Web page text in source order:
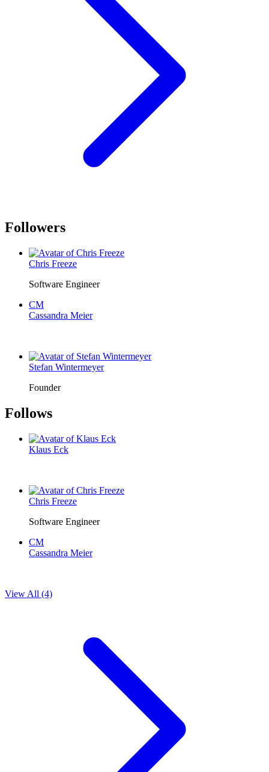
Followers
Chris Freeze
Software Engineer
CM
Cassandra Meier
Stefan Wintermeyer
Founder
Follows
Klaus Eck
Chris Freeze
Software Engineer
CM
Cassandra Meier
View All (4)